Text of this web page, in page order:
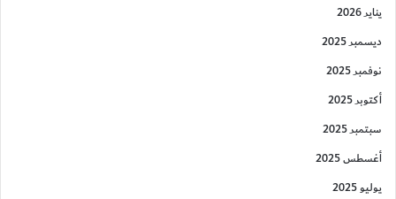
يناير 2026
ديسمبر 2025
نوفمبر 2025
أكتوبر 2025
سبتمبر 2025
أغسطس 2025
يوليو 2025